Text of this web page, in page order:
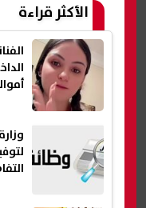
الأكثر قراءة